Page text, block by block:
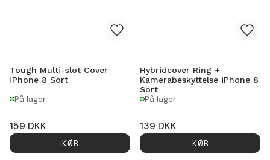
Tough Multi-slot Cover
iPhone 8 Sort
På lager
159 DKK
KØB
Hybridcover Ring +
Kamerabeskyttelse iPhone 8
Sort
På lager
139 DKK
KØB